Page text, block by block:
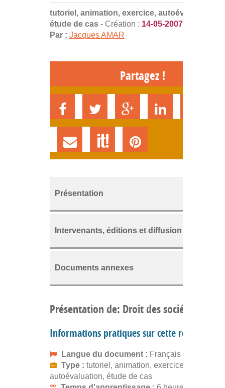
tutoriel, animation, exercice, autoévaluation,
étude de cas - Création : 14-05-2007
Par : Jacques AMAR
Partagez !
Présentation
Intervenants, éditions et diffusion
Documents annexes
Présentation de: Droit des sociétés
Informations pratiques sur cette ressource
Langue du document : Français
Type : tutoriel, animation, exercice,
autoévaluation, étude de cas